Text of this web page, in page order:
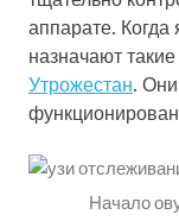
аппарате. Когда
назначают
Утрожестан .
Начало